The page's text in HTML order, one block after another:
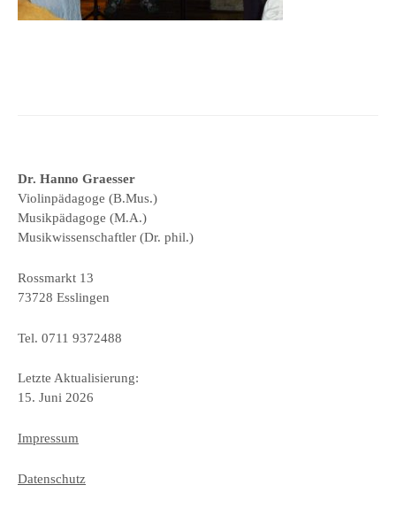
Dr. Hanno Graesser
Violinpädagoge (B.Mus.)
Musikpädagoge (M.A.)
Musikwissenschaftler (Dr. phil.)
Rossmarkt 13
73728 Esslingen
Tel. 0711 9372488
Letzte Aktualisierung:
15. Juni 2026
Impressum
Datenschutz